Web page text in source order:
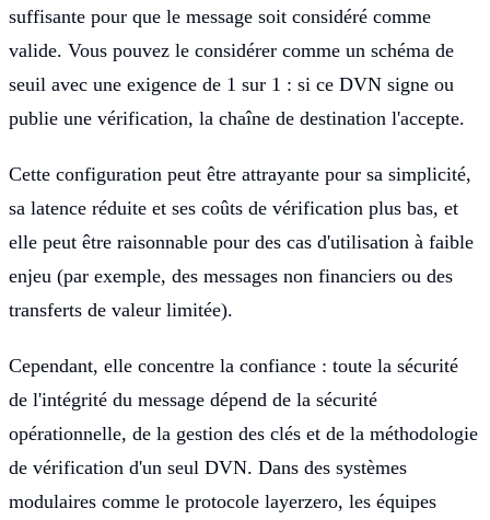
suffisante pour que le message soit considéré comme
valide. Vous pouvez le considérer comme un schéma de
seuil avec une exigence de 1 sur 1 : si ce DVN signe ou
publie une vérification, la chaîne de destination l'accepte.
Cette configuration peut être attrayante pour sa simplicité,
sa latence réduite et ses coûts de vérification plus bas, et
elle peut être raisonnable pour des cas d'utilisation à faible
enjeu (par exemple, des messages non financiers ou des
transferts de valeur limitée).
Cependant, elle concentre la confiance : toute la sécurité
de l'intégrité du message dépend de la sécurité
opérationnelle, de la gestion des clés et de la méthodologie
de vérification d'un seul DVN. Dans des systèmes
modulaires comme le protocole layerzero, les équipes